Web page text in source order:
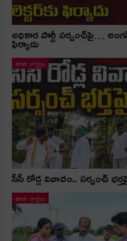
అధికార పార్టీ స‌ర్పంచ్‌పై…
ఫిర్యాదు
తాజా వార్తలు
సీసీ రోడ్ల వివాదం.. స‌ర్పంచ్
తాజా వార్తలు